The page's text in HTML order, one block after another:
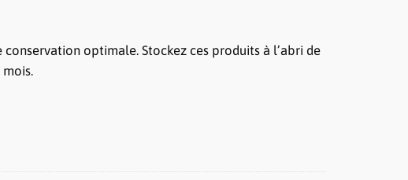
conservation optimale. Stockez ces produits à l’abri de